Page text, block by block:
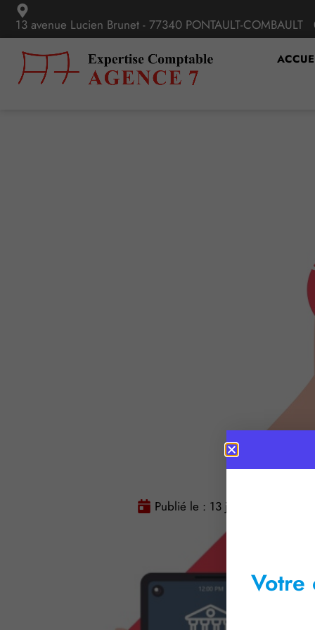
13 avenue Lucien Brunet - 77340 PONTAULT-COMBAULT
C’est l’histoire
Publié le : 13 juin 2025
Votre